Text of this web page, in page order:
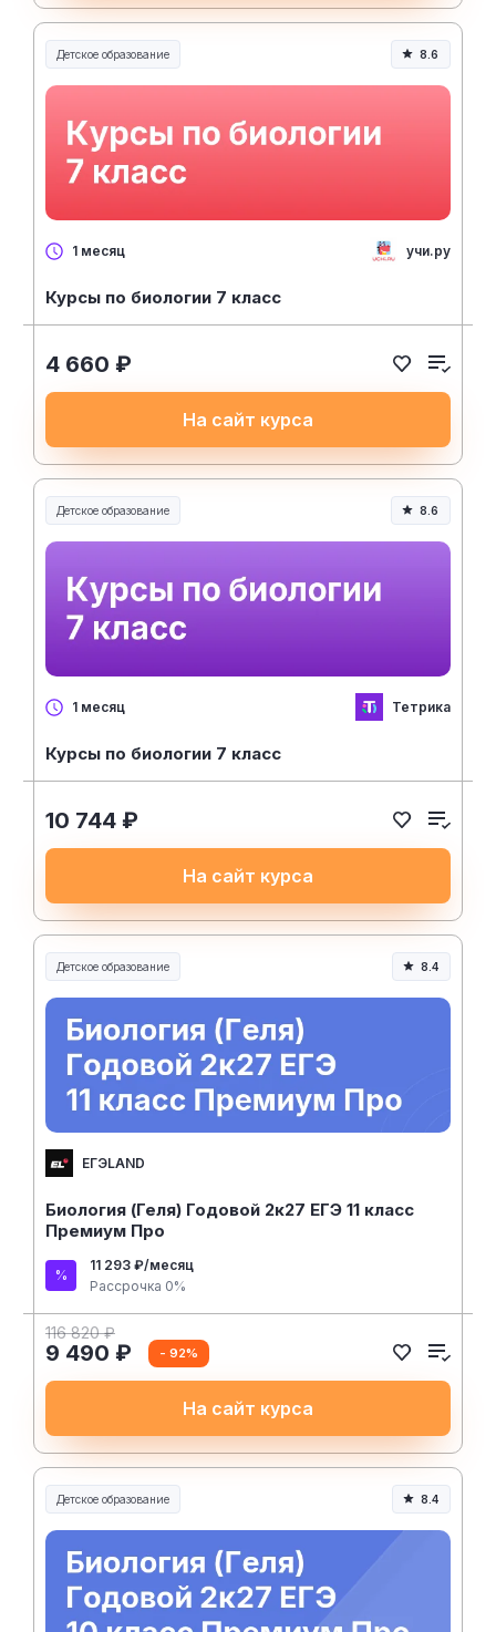
Детское образование 8.6
1 месяц учи.ру
Курсы по биологии 7 класс
4 660 ₽
На сайт курса
Детское образование 8.6
1 месяц Тетрика
Курсы по биологии 7 класс
10 744 ₽
На сайт курса
Детское образование 8.4
ЕГЭLAND
Биология (Геля) Годовой 2к27 ЕГЭ 11 класс
Премиум Про
11 293 ₽/месяц
Рассрочка 0%
116 820 ₽
9 490 ₽ - 92%
На сайт курса
Детское образование 8.4